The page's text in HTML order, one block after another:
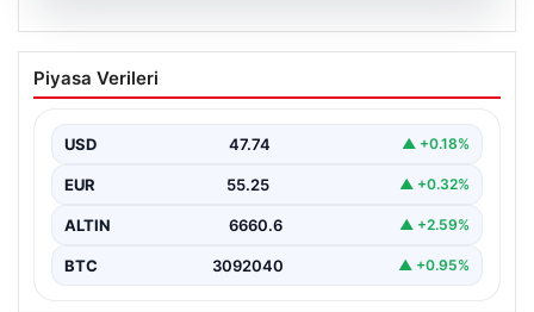
Kelebek sohbet platformu İle Sanal
İletişimin Sertifikalı Adresi Ve
İnternet çağında insanların seviyeli bir şekilde bağlantı
olarak…
Piyasa Verileri
USD 47.74 ▲ +0.18%
EUR 55.25 ▲ +0.32%
ALTIN 6660.6 ▲ +2.59%
BTC 3092040 ▲ +0.95%